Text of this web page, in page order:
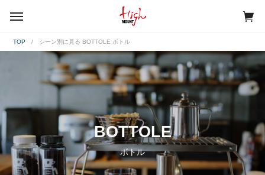
TOP シーン別に見る BOTTOLE ボトル
BOTTOLE
ボトル